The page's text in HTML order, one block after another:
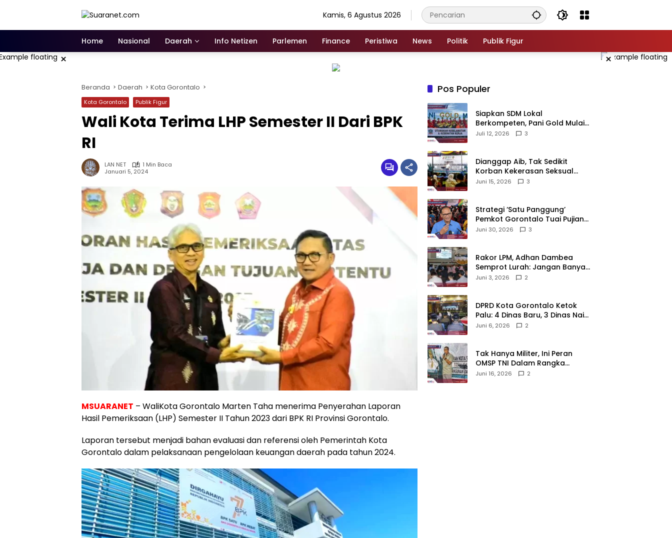
Kamis, 6 Agustus 2026
Home Nasional Daerah Info Netizen Parlemen Finance Peristiwa News Politik Publik Figur
× ×
Beranda Daerah Kota Gorontalo
Kota Gorontalo Publik Figur
Wali Kota Terima LHP Semester II Dari BPK
RI
LAN NET
1 Min Baca
Januari 5, 2024
MSUARANET – WaliKota Gorontalo Marten Taha menerima Penyerahan Laporan
Hasil Pemeriksaan (LHP) Semester II Tahun 2023 dari BPK RI Provinsi Gorontalo.
Laporan tersebut menjadi bahan evaluasi dan referensi oleh Pemerintah Kota
Gorontalo dalam pelaksanaan pengelolaan keuangan daerah pada tahun 2024.
Pos Populer
‎Siapkan SDM Lokal
Berkompeten, Pani Gold Mulai
Kolaborasi dengan Kampus-
Juli 12, 2026 3
‎Dianggap Aib, Tak Sedikit
Korban Kekerasan Seksual
Memilih Bungkam, Malu untuk
Juni 15, 2026 3
Strategi ‘Satu Panggung’
Pemkot Gorontalo Tuai Pujian
Kakanwil BPJS
Juni 30, 2026 3
‎Rakor LPM, Adhan Dambea
Semprot Lurah: Jangan Banyak
Gaya!‎
Juni 3, 2026 2
‎DPRD Kota Gorontalo Ketok
Palu: 4 Dinas Baru, 3 Dinas Naik
Kelas
Juni 6, 2026 2
‎Tak Hanya Militer, Ini Peran
OMSP TNI Dalam Rangka
Mendukung Pembangunan
Juni 16, 2026 2